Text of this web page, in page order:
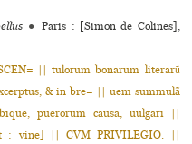
● Paris : [Simon de Colines],
|| tulorum bonarum literarũ
& in bre= || uem summulã
puerorum causa, uulgari ||
: vine] || CVM PRIVILEGIO. ||